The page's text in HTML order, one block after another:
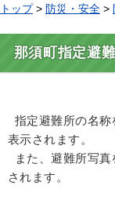
トップ> 防災・安全 >
那須町指定避
指定避難所の名
表示されます。
また、避難所写
されます。